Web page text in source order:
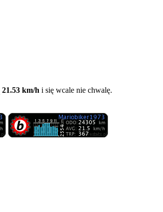
21.53 km/h i się wcale nie chwalę.